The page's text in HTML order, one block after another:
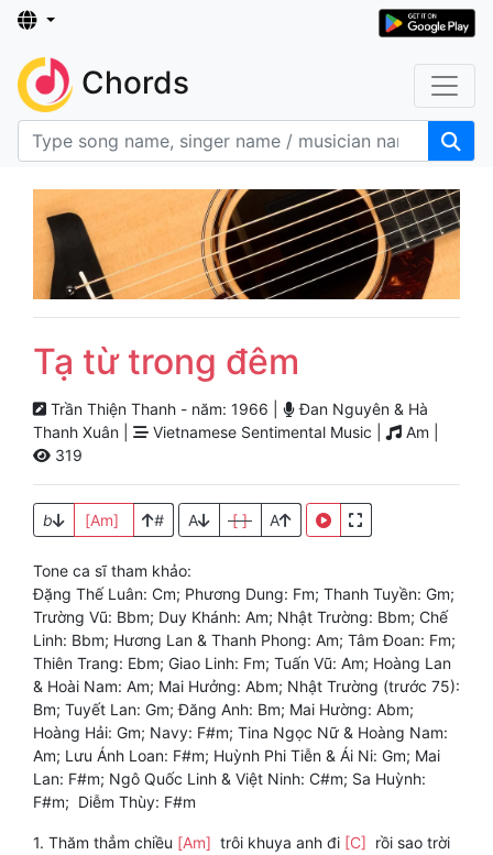
Chords
Tạ từ trong đêm
Trần Thiện Thanh - năm: 1966 |
Đan Nguyên & Hà
Thanh Xuân |
Vietnamese Sentimental Music |
Am |
319
b [Am] # A [ ] A
Tone ca sĩ tham khảo:
Đặng Thế Luân: Cm; Phương Dung: Fm; Thanh Tuyền: Gm;
Trường Vũ: Bbm; Duy Khánh: Am; Nhật Trường: Bbm; Chế
Linh: Bbm; Hương Lan & Thanh Phong: Am; Tâm Đoan: Fm;
Thiên Trang: Ebm; Giao Linh: Fm; Tuấn Vũ: Am; Hoàng Lan
& Hoài Nam: Am; Mai Hưởng: Abm; Nhật Trường (trước 75):
Bm; Tuyết Lan: Gm; Đăng Anh: Bm; Mai Hường: Abm;
Hoàng Hải: Gm; Navy: F#m; Tina Ngọc Nữ & Hoàng Nam:
Am; Lưu Ánh Loan: F#m; Huỳnh Phi Tiễn & Ái Ni: Gm; Mai
Lan: F#m; Ngô Quốc Linh & Việt Ninh: C#m; Sa Huỳnh:
F#m; Diễm Thùy: F#m
1. Thăm thẳm chiều [Am] trôi khuya anh đi [C] rồi sao trời